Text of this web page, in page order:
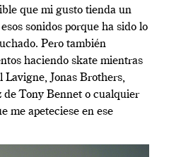
que mi gusto tienda un
sonidos porque ha sido lo
Pero también
haciendo skate mientras
Lavigne, Jonas Brothers,
de Tony Bennet o cualquier
me apeteciese en ese